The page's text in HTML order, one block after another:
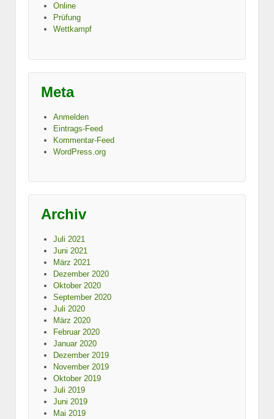
Online
Prüfung
Wettkampf
Meta
Anmelden
Eintrags-Feed
Kommentar-Feed
WordPress.org
Archiv
Juli 2021
Juni 2021
März 2021
Dezember 2020
Oktober 2020
September 2020
Juli 2020
März 2020
Februar 2020
Januar 2020
Dezember 2019
November 2019
Oktober 2019
Juli 2019
Juni 2019
Mai 2019